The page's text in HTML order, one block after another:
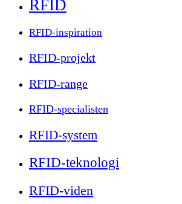
RFID
RFID-inspiration
RFID-projekt
RFID-range
RFID-specialisten
RFID-system
RFID-teknologi
RFID-viden